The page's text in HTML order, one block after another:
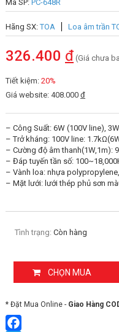
Mã SP: PC-648R
Hãng SX:TOA Loa âm trần
326.400 đ (Giá chưa
Tiết kiệm: 20%
Giá website: 408.000 đ
– Công Suất: 6W (100V line),
– Trở kháng: 100V line:
– Cường độ âm thanh(1W,1m):
– Đáp tuyến tần số:
– Vành loa: nhựa
– Mặt lưới: lưới thép phủ sơn
Tình trạng: Còn hàng
CHỌN MUA
* Đặt Mua Online - Giao Hàng